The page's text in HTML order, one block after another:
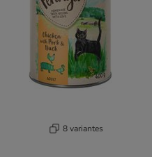
8 variantes